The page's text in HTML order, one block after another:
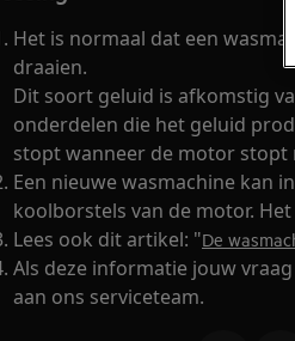
Het is normaal dat een
draaien.
Dit soort geluid is afkomstig
onderdelen die het geluid
stopt wanneer de motor stopt
Een nieuwe wasmachine kan
koolborstels van de motor.
Lees ook dit artikel: "De
Als deze informatie jouw
aan ons serviceteam.